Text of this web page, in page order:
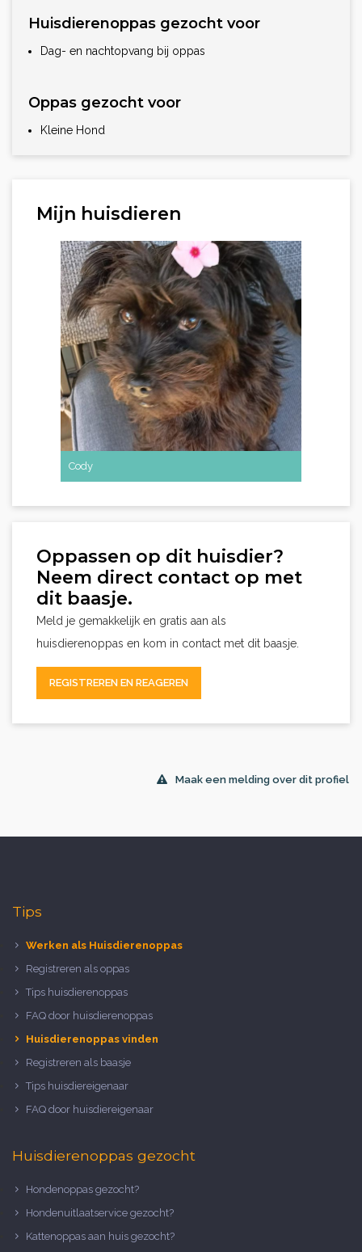
Huisdierenoppas gezocht voor
Dag- en nachtopvang bij oppas
Oppas gezocht voor
Kleine Hond
Mijn huisdieren
Cody
Oppassen op dit huisdier?
Neem direct contact op met
dit baasje.
Meld je gemakkelijk en gratis aan als
huisdierenoppas en kom in contact met dit baasje.
REGISTREREN EN REAGEREN
Maak een melding over dit profiel
Tips
Werken als Huisdierenoppas
Registreren als oppas
Tips huisdierenoppas
FAQ door huisdierenoppas
Huisdierenoppas vinden
Registreren als baasje
Tips huisdiereigenaar
FAQ door huisdiereigenaar
Huisdierenoppas gezocht
Hondenoppas gezocht?
Hondenuitlaatservice gezocht?
Kattenoppas aan huis gezocht?